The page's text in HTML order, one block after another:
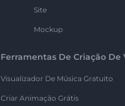
Site
Mockup
Ferramentas De Criação De
Visualizador De Música Gratuito
Criar Animação Grátis